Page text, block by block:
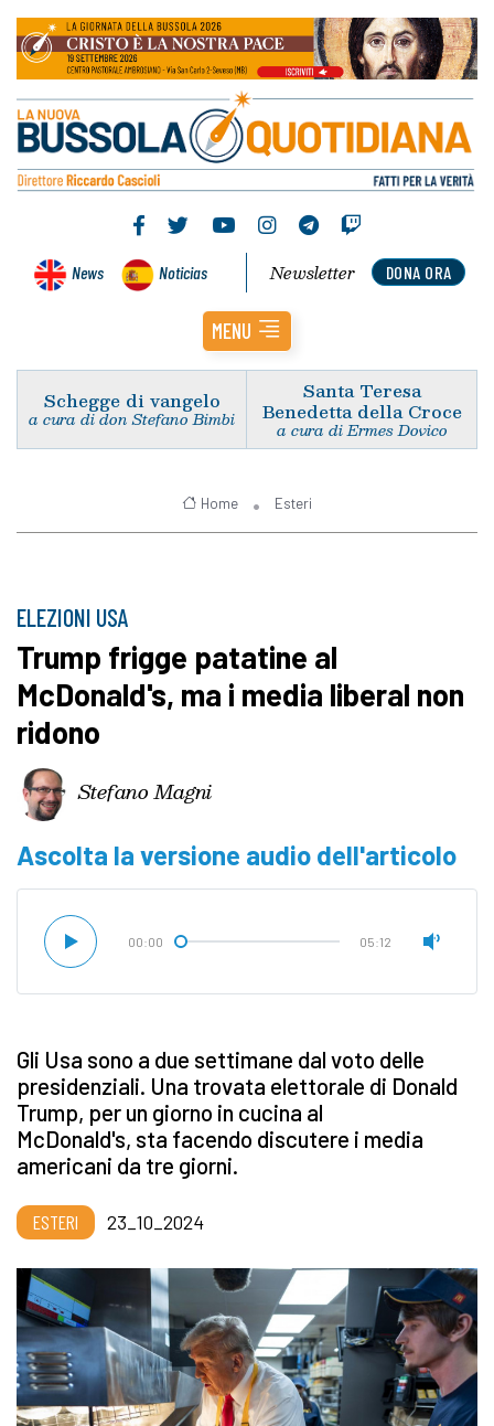
News Noticias DONA ORA
Newsletter
MENU
Schegge di vangelo
a cura di don Stefano Bimbi
Santa Teresa
Benedetta della Croce
a cura di Ermes Dovico
Home Esteri
ELEZIONI USA
Trump frigge patatine al
McDonald's, ma i media liberal non
ridono
Stefano Magni
Ascolta la versione audio dell'articolo
00:00 05:12
Gli Usa sono a due settimane dal voto delle
presidenziali. Una trovata elettorale di Donald
Trump, per un giorno in cucina al
McDonald's, sta facendo discutere i media
americani da tre giorni.
ESTERI 23_10_2024